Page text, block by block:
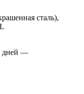
сталь),
дней —